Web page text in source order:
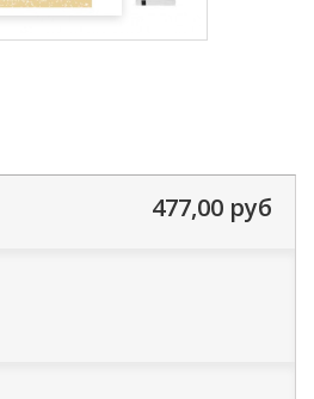
477,00 руб